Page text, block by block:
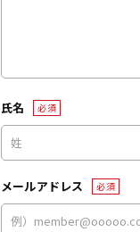
氏名 必須
メールアドレス 必須